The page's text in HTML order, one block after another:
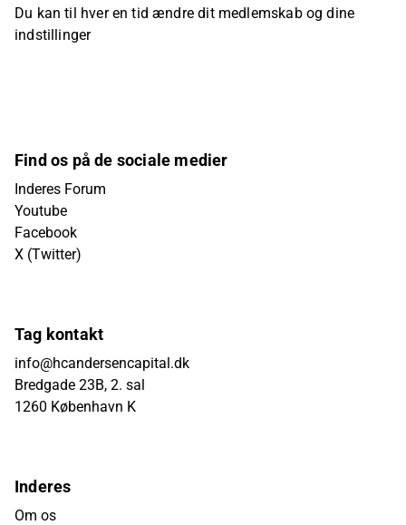
Du kan til hver en tid ændre dit medlemskab og dine
indstillinger
Find os på de sociale medier
Inderes Forum
Youtube
Facebook
X (Twitter)
Tag kontakt
info@hcandersencapital.dk
Bredgade 23B, 2. sal
1260 København K
Inderes
Om os